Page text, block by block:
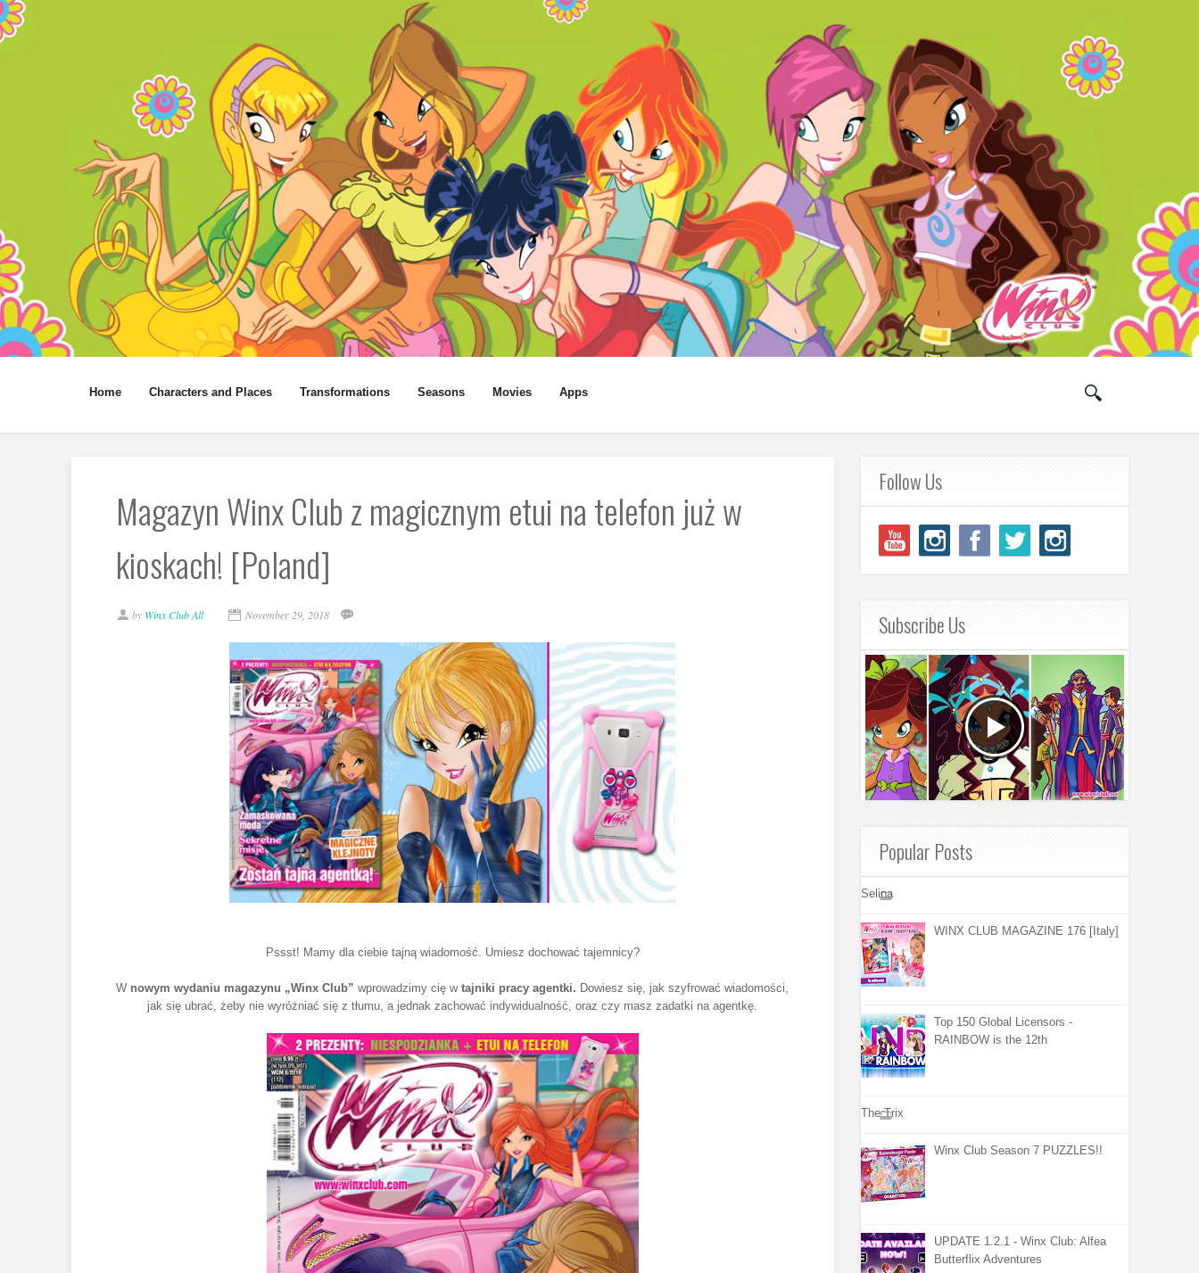
Home Characters and Places Transformations Seasons Movies Apps
Magazyn Winx Club z magicznym etui na telefon już w
kioskach! [Poland]
by Winx Club All November 29, 2018
Pssst! Mamy dla ciebie tajną wiadomość. Umiesz dochować tajemnicy?
W nowym wydaniu magazynu „Winx Club” wprowadzimy cię w tajniki pracy agentki. Dowiesz się, jak szyfrować wiadomości,
jak się ubrać, żeby nie wyróżniać się z tłumu, a jednak zachować indywidualność, oraz czy masz zadatki na agentkę.
Follow Us
Subscribe Us
Popular Posts
Selina
WINX CLUB MAGAZINE 176 [Italy]
Top 150 Global Licensors -
RAINBOW is the 12th
The Trix
Winx Club Season 7 PUZZLES!!
UPDATE 1.2.1 - Winx Club: Alfea
Butterflix Adventures